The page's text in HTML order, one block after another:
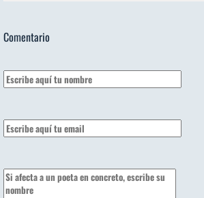
Comentario